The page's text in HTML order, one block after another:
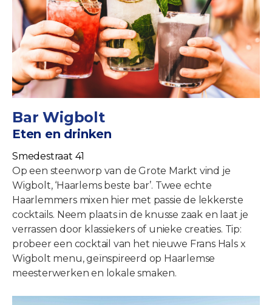
Bar Wigbolt
Eten en drinken
Smedestraat 41
Op een steenworp van de Grote Markt vind je
Wigbolt, ‘Haarlems beste bar’. Twee echte
Haarlemmers mixen hier met passie de lekkerste
cocktails. Neem plaats in de knusse zaak en laat je
verrassen door klassiekers of unieke creaties. Tip:
probeer een cocktail van het nieuwe Frans Hals x
Wigbolt menu, geïnspireerd op Haarlemse
meesterwerken en lokale smaken.